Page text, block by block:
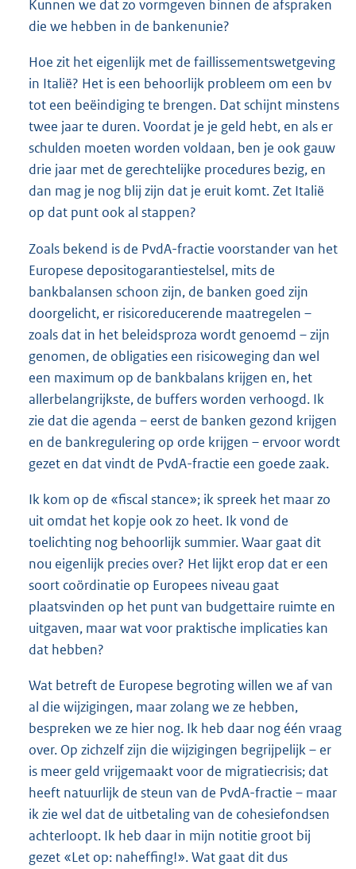
Kunnen we dat zo vormgeven binnen de afspraken
die we hebben in de bankenunie?
Hoe zit het eigenlijk met de faillissementswetgeving
in Italië? Het is een behoorlijk probleem om een bv
tot een beëindiging te brengen. Dat schijnt minstens
twee jaar te duren. Voordat je je geld hebt, en als er
schulden moeten worden voldaan, ben je ook gauw
drie jaar met de gerechtelijke procedures bezig, en
dan mag je nog blij zijn dat je eruit komt. Zet Italië
op dat punt ook al stappen?
Zoals bekend is de PvdA-fractie voorstander van het
Europese depositogarantiestelsel, mits de
bankbalansen schoon zijn, de banken goed zijn
doorgelicht, er risicoreducerende maatregelen –
zoals dat in het beleidsproza wordt genoemd – zijn
genomen, de obligaties een risicoweging dan wel
een maximum op de bankbalans krijgen en, het
allerbelangrijkste, de buffers worden verhoogd. Ik
zie dat die agenda – eerst de banken gezond krijgen
en de bankregulering op orde krijgen – ervoor wordt
gezet en dat vindt de PvdA-fractie een goede zaak.
Ik kom op de «fiscal stance»; ik spreek het maar zo
uit omdat het kopje ook zo heet. Ik vond de
toelichting nog behoorlijk summier. Waar gaat dit
nou eigenlijk precies over? Het lijkt erop dat er een
soort coördinatie op Europees niveau gaat
plaatsvinden op het punt van budgettaire ruimte en
uitgaven, maar wat voor praktische implicaties kan
dat hebben?
Wat betreft de Europese begroting willen we af van
al die wijzigingen, maar zolang we ze hebben,
bespreken we ze hier nog. Ik heb daar nog één vraag
over. Op zichzelf zijn die wijzigingen begrijpelijk – er
is meer geld vrijgemaakt voor de migratiecrisis; dat
heeft natuurlijk de steun van de PvdA-fractie – maar
ik zie wel dat de uitbetaling van de cohesiefondsen
achterloopt. Ik heb daar in mijn notitie groot bij
gezet «Let op: naheffing!». Wat gaat dit dus